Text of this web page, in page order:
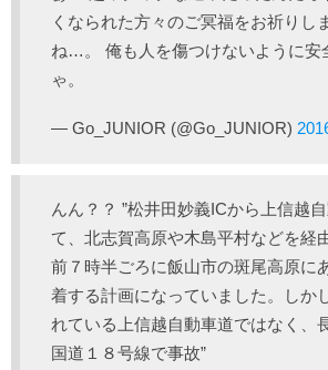
くなられた方々のご冥福をお祈りし
ね…。 俺も人を傷つけないように安
ゃ。
— Go_JUNIOR (@Go_JUNIOR)
んん？？ ”松井田妙義ICから上信越
て、北志賀高原や木島平村などを経
前７時半ごろに飯山市の斑尾高原に
着する計画になっていました。しか
れている上信越自動車道ではなく、
国道１８号線で事故”